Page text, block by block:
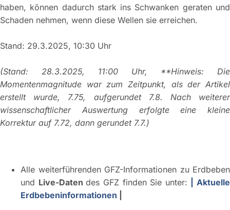
haben, können dadurch stark ins Schwanken geraten und
Schaden nehmen, wenn diese Wellen sie erreichen.
Stand: 29.3.2025, 10:30 Uhr
(Stand: 28.3.2025, 11:00 Uhr, **Hinweis: Die
Momentenmagnitude war zum Zeitpunkt, als der Artikel
erstellt wurde, 7.75, aufgerundet 7.8. Nach weiterer
wissenschaftlicher Auswertung erfolgte eine kleine
Korrektur auf 7.72, dann gerundet 7.7.)
Alle weiterführenden GFZ-Informationen zu Erdbeben
und Live-Datendes GFZ finden Sie unter:
| Aktuelle
Erdbebeninformationen